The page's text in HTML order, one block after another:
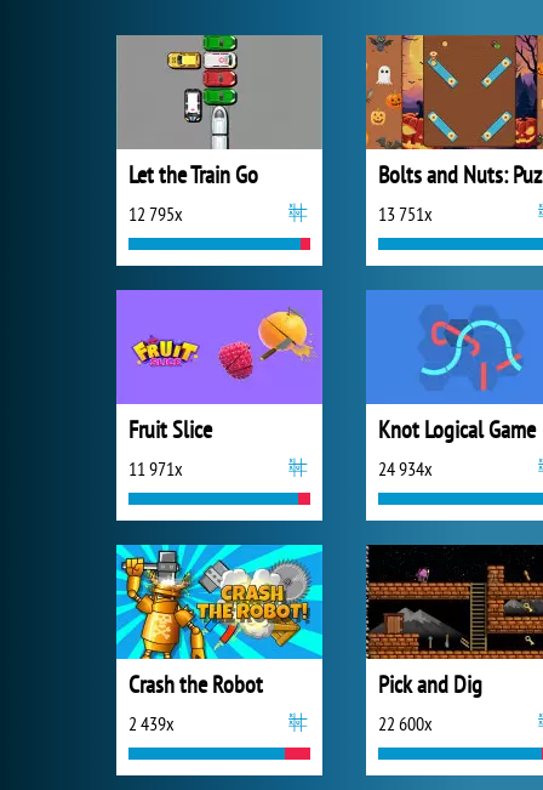
Let the Train Go
12 795x 13 751x
Fruit Slice
11 971x
Knot Logical Game
24 934x
Crash the Robot
2 439x
Pick and Dig
22 600x